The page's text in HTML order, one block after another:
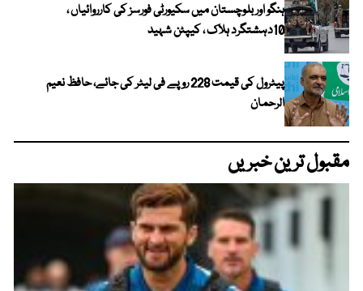
ہنگو اور بلوچستان میں سکیورٹی فورسز کی کارروائیاں ،
10دہشتگرد ہلاک ، کیپٹن شہید
پیٹرول کی قیمت 228 روپے فی لیٹر کی جائے، حافظ نعیم
الرحمان
مقبول ترین خبریں